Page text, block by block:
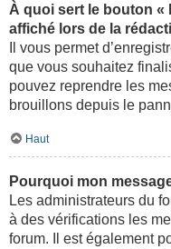
À quoi sert le bouton
affiché lors de la
Il vous permet
que vous souhaitez
pouvez reprendre les
brouillons depuis le
Haut
Pourquoi mon
Les administrateurs du
à des vérifications les
forum. Il est également